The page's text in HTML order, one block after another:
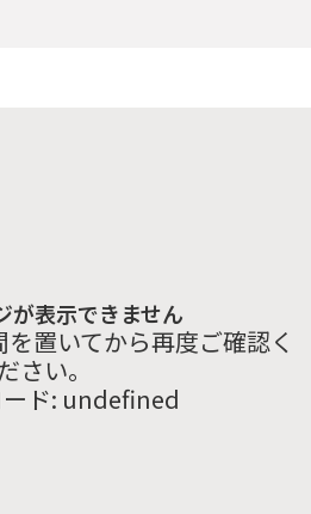
が表示できません
置いてから再度ご確認く
さい。
ド: undefined